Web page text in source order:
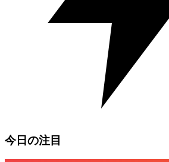
今日の注目